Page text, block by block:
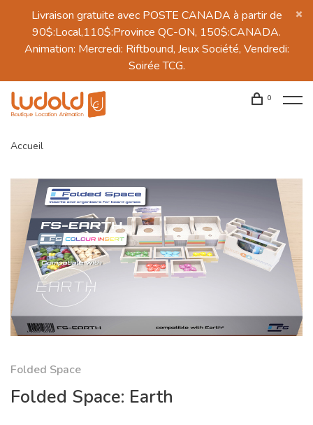
Livraison gratuite avec POSTE CANADA à partir de
90$:Local,110$:Province QC-ON, 150$:CANADA.
Animation: Mercredi: Riftbound, Jeux Société, Vendredi:
Soirée TCG.
0
Accueil
Folded Space
Folded Space: Earth